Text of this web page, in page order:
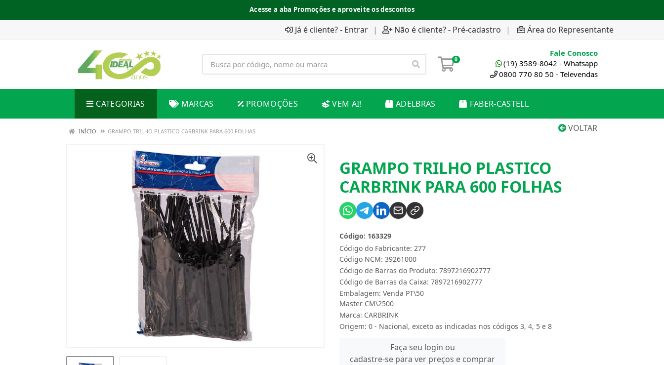
Acesse a aba Promoções e aproveite os descontos
Já é cliente? - Entrar | Não é cliente? - Pré-cadastro | Área do Representante
0
Fale Conosco
(19) 3589-8042 - Whatsapp
0800 770 80 50 - Televendas
CATEGORIAS MARCAS PROMOÇÕES VEM AI! ADELBRAS FABER-CASTELL
VOLTAR
INÍCIO GRAMPO TRILHO PLASTICO CARBRINK PARA 600 FOLHAS
GRAMPO TRILHO PLASTICO
CARBRINK PARA 600 FOLHAS
Código do Fabricante: 277
Código: 163329
Código NCM: 39261000
Código de Barras do Produto: 7897216902777
Código de Barras da Caixa: 7897216902777
Embalagem: Venda PT\50
Master CM\2500
Marca: CARBRINK
Origem: 0 - Nacional, exceto as indicadas nos códigos 3, 4, 5 e 8
Faça seu login ou
cadastre-se para ver preços e comprar